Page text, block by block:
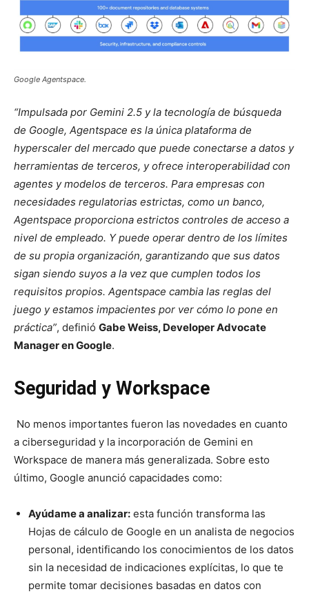
Google Agentspace.
“Impulsada por Gemini 2.5 y la tecnología de búsqueda
de Google, Agentspace es la única plataforma de
hyperscaler del mercado que puede conectarse a datos y
herramientas de terceros, y ofrece interoperabilidad con
agentes y modelos de terceros. Para empresas con
necesidades regulatorias estrictas, como un banco,
Agentspace proporciona estrictos controles de acceso a
nivel de empleado. Y puede operar dentro de los límites
de su propia organización, garantizando que sus datos
sigan siendo suyos a la vez que cumplen todos los
requisitos propios. Agentspace cambia las reglas del
juego y estamos impacientes por ver cómo lo pone en
práctica”, definió Gabe Weiss, Developer Advocate
Manager en Google.
Seguridad y Workspace
No menos importantes fueron las novedades en cuanto
a ciberseguridad y la incorporación de Gemini en
Workspace de manera más generalizada. Sobre esto
último, Google anunció capacidades como:
Ayúdame a analizar: esta función transforma las
Hojas de cálculo de Google en un analista de negocios
personal, identificando los conocimientos de los datos
sin la necesidad de indicaciones explícitas, lo que te
permite tomar decisiones basadas en datos con